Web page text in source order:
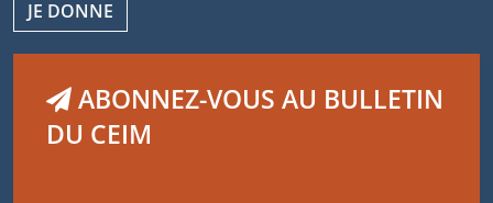
JE DONNE
ABONNEZ-VOUS AU BULLETIN
DU CEIM